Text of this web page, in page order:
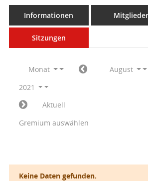
Informationen Mitglieder
Sitzungen
Monat
August
2021
Aktuell
Gremium auswählen
Keine Daten gefunden.